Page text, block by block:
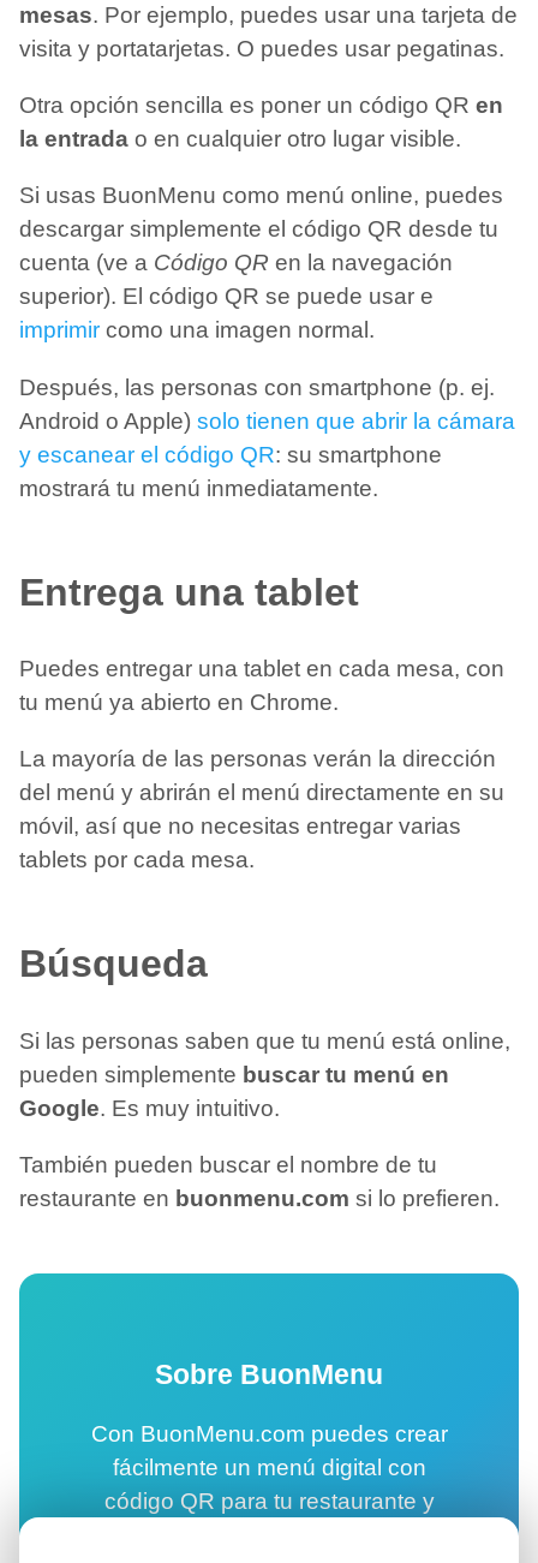
mesas. Por ejemplo, puedes usar una tarjeta de
visita y portatarjetas. O puedes usar pegatinas.
Otra opción sencilla es poner un código QR en
la entrada o en cualquier otro lugar visible.
Si usas BuonMenu como menú online, puedes
descargar simplemente el código QR desde tu
cuenta (ve a Código QR en la navegación
superior). El código QR se puede usar e
imprimir como una imagen normal.
Después, las personas con smartphone (p. ej.
Android o Apple) solo tienen que abrir la cámara
y escanear el código QR: su smartphone
mostrará tu menú inmediatamente.
Entrega una tablet
Puedes entregar una tablet en cada mesa, con
tu menú ya abierto en Chrome.
La mayoría de las personas verán la dirección
del menú y abrirán el menú directamente en su
móvil, así que no necesitas entregar varias
tablets por cada mesa.
Búsqueda
Si las personas saben que tu menú está online,
pueden simplemente buscar tu menú en
Google. Es muy intuitivo.
También pueden buscar el nombre de tu
restaurante en buonmenu.com si lo prefieren.
Sobre BuonMenu
Con BuonMenu.com puedes crear
fácilmente un menú digital con
código QR para tu restaurante y